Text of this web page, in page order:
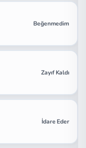
Beğenmedim
Zayıf Kaldı
İdare Eder